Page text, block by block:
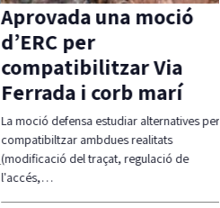
Aprovada una moció
d’ERC per
compatibilitzar Via
Ferrada i corb marí
La moció defensa estudiar alternatives per
compatibiltzar ambdues realitats
(modificació del traçat, regulació de
l'accés,…